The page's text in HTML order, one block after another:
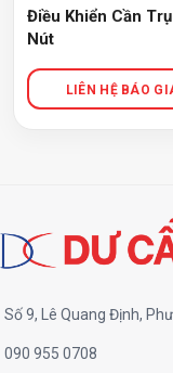
Điều Khiển Cần
Nút
Số 9, Lê Quang Định,
090 955 0708